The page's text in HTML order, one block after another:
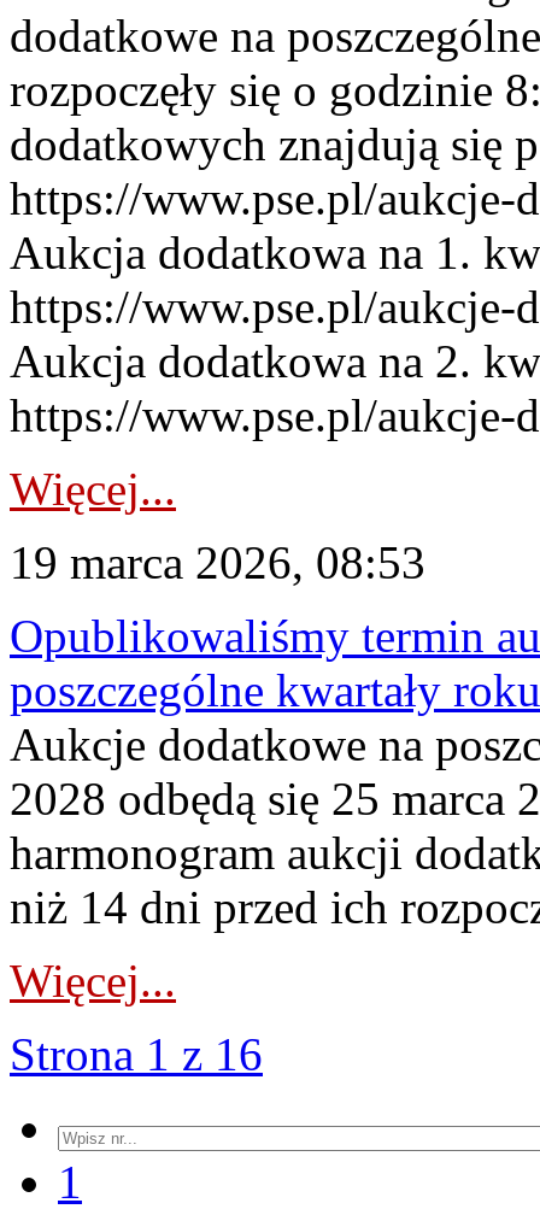
dodatkowe na
rozpoczęły się o godzinie
dodatkowych znajdują się
https://www.pse.pl/
Aukcja dodatkowa na 1.
https://www.pse.pl/
Aukcja dodatkowa na 2.
https://www.pse.pl/aukcje-
Więcej...
19 marca 2026, 08:53
Opublikowaliśmy termin
poszczególne kwartały
Aukcje dodatkowe na
2028 odbędą się 25 marca
harmonogram aukcji
niż 14 dni przed ich
Więcej...
Strona 1 z 16
1